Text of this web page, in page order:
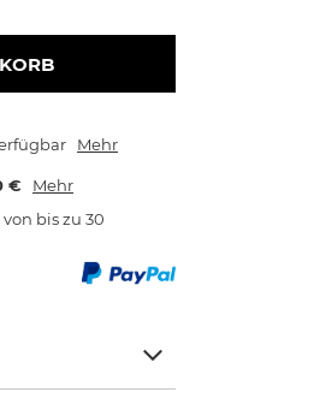
Mehr
€
Mehr
bis zu 30